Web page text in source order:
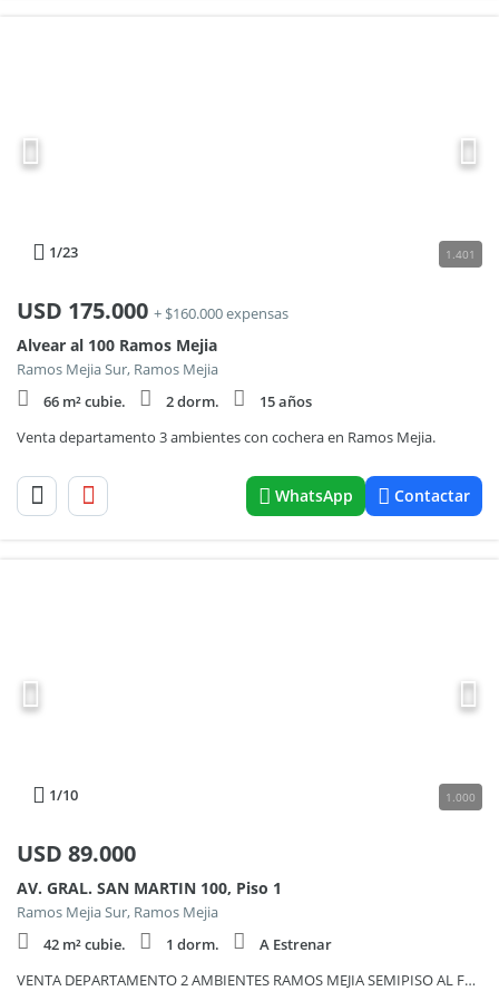
1/23 1.401
USD 175.000 + $160.000 expensas
Alvear al 100 Ramos Mejia
Ramos Mejia Sur, Ramos Mejia
66 m² cubie.
2 dorm.
15 años
Venta departamento 3 ambientes con cochera en Ramos Mejia.
WhatsApp Contactar
1/10 1.000
USD 89.000
AV. GRAL. SAN MARTIN 100, Piso 1
Ramos Mejia Sur, Ramos Mejia
42 m² cubie.
1 dorm.
A Estrenar
VENTA DEPARTAMENTO 2 AMBIENTES RAMOS MEJIA SEMIPISO AL FRENTE CON BALCÓN